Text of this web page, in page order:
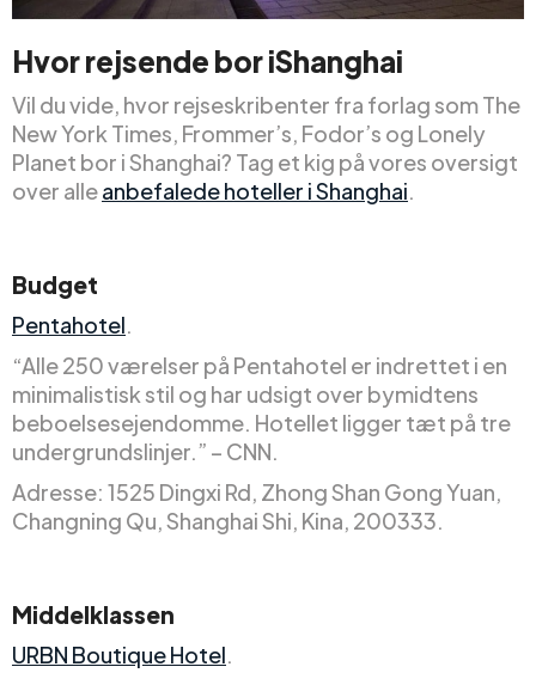
Hvor rejsende bor iShanghai
Vil du vide, hvor rejseskribenter fra forlag som The
New York Times, Frommer’s, Fodor’s og Lonely
Planet bor i Shanghai? Tag et kig på vores oversigt
over alleanbefalede hoteller i Shanghai.
Budget
Pentahotel.
“Alle 250 værelser på Pentahotel er indrettet i en
minimalistisk stil og har udsigt over bymidtens
beboelsesejendomme. Hotellet ligger tæt på tre
undergrundslinjer.” – CNN.
Adresse: 1525 Dingxi Rd, Zhong Shan Gong Yuan,
Changning Qu, Shanghai Shi, Kina, 200333.
Middelklassen
URBN Boutique Hotel.